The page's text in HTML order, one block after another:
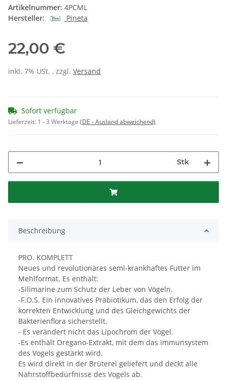
Artikelnummer: 4PCML
Hersteller:
Pineta
22,00 €
inkl. 7% USt. , zzgl. Versand
Sofort verfügbar
Lieferzeit: 1 - 3 Werktage (DE - Ausland abweichend)
Stk
Beschreibung
PRO. KOMPLETT
Neues und revolutionäres semi-krankhaftes Futter im
Mehlformat. Es enthält:
-Silimarine zum Schutz der Leber von Vögeln.
-F.O.S. Ein innovatives Präbiotikum, das den Erfolg der
korrekten Entwicklung und des Gleichgewichts der
Bakterienflora sicherstellt.
- Es verändert nicht das Lipochrom der Vögel.
-Es enthält Oregano-Extrakt, mit dem das Immunsystem
des Vogels gestärkt wird.
Es wird direkt in der Brüterei geliefert und deckt alle
Nährstoffbedürfnisse des Vogels ab.